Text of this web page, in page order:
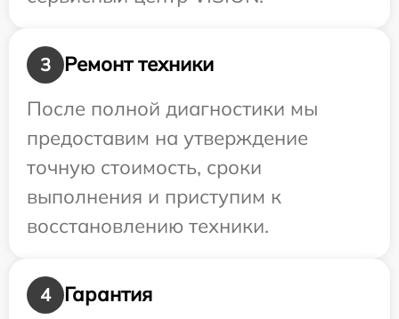
3
Ремонт техники
После полной диагностики мы
предоставим на утверждение
точную стоимость, сроки
выполнения и приступим к
восстановлению техники.
4
Гарантия